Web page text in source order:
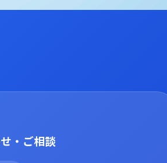
・ご相談